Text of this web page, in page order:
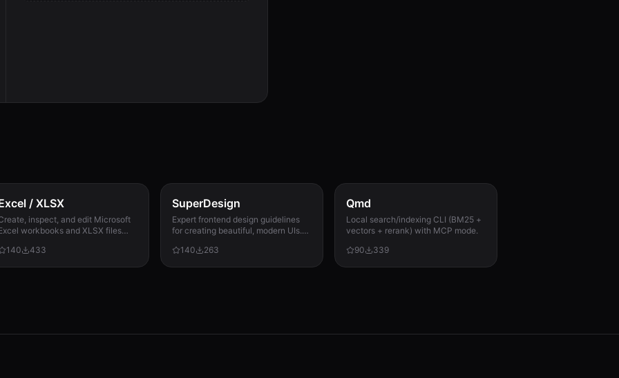
/ XLSX
inspect, and edit Microsoft
workbooks and XLSX files
recalculation, and
140 433
SuperDesign
Expert frontend design guidelines
for creating beautiful, modern UIs.
dashboards, or any user interface.
140 263
Qmd
Local search/indexing CLI (BM25 +
vectors + rerank) with MCP mode.
90
339